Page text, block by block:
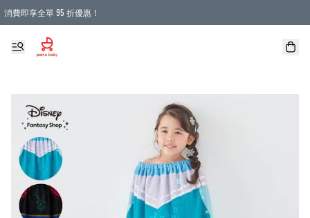
消費即享全單 95 折優惠！
購物滿 HKD 900.00即享免運費優惠！（適用於 本地送貨、本地取貨 )